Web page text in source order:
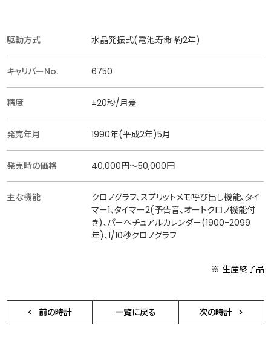
駆動方式 水晶発振式(電池寿命 約2年)
キャリバーNo. 6750
精度 ±20秒/月差
発売年月 1990年(平成2年)5月
発売時の価格 40,000円〜50,000円
主な機能
クロノグラフ、スプリットメモ呼び出し機能、タイ
マー1、タイマー2(予告音、オートクロノ機能付
き)、パーペチュアルカレンダー(1900-2099
年)、1/10秒クロノグラフ
※ 生産終了品
前の時計 一覧に戻る 次の時計